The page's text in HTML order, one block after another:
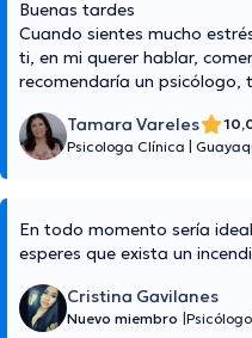
Buenas tardes
Cuando sientes mucho
ti, en mi querer hablar,
recomendaría un psicólogo,
Tamara Vareles
Psicologa Clínica
En todo momento sería
esperes que exista un
Cristina Gavilanes
Nuevo miembro Psicólogo